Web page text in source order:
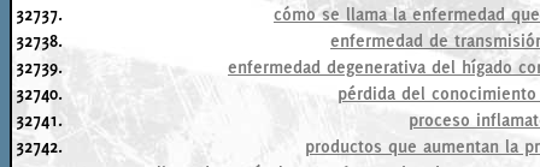
32737.
cómo se llama la enfermedad
32738.
enfermedad de
32739.
enfermedad degenerativa del hígado
32740.
pérdida del
32741.
proceso
32742.
productos que aumentan la